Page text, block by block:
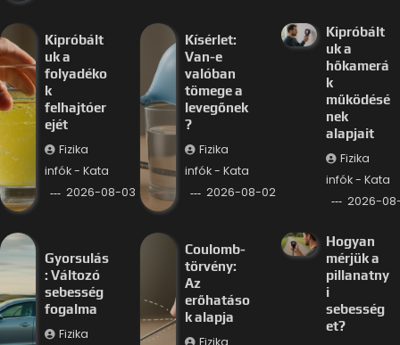
Kipróbált
uk a
folyadéko
k
felhajtóer
ejét
Fizika
infók - Kata
2026-08-03
Kísérlet:
Van-e
valóban
tömege a
levegőnek
?
Fizika
infók - Kata
2026-08-02
Kipróbált
uk a
hőkamerá
k
működésé
nek
alapjait
Fizika
infók - Kata
2026-
Gyorsulás
: Változó
sebesség
fogalma
Fizika
Coulomb-
törvény:
Az
erőhatáso
k alapja
Hogyan
mérjük a
pillanatny
i
sebesség
et?